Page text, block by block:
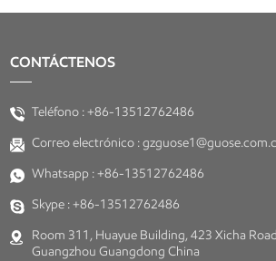
CONTÁCTENOS
Teléfono :+86-13512762486
Correo electrónico :
Whatsapp :+86-13512762486
Skype :+86-13512762486
Room 311, Huayue Building, 423 Xicha
Guangzhou Guangdong China